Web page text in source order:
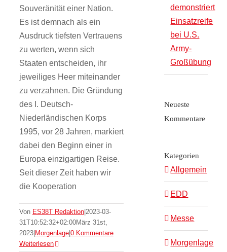
Souveränität einer Nation.
Es ist demnach als ein
Ausdruck tiefsten Vertrauens
zu werten, wenn sich
Staaten entscheiden, ihr
jeweiliges Heer miteinander
zu verzahnen. Die Gründung
des I. Deutsch-
Niederländischen Korps
1995, vor 28 Jahren, markiert
dabei den Beginn einer in
Europa einzigartigen Reise.
Seit dieser Zeit haben wir
die Kooperation
Von ES38T Redaktion 2023-03-
31T10:52:32+02:00März 31st,
2023 Morgenlage 0 Kommentare
Weiterlesen
demonstriert
Einsatzreife
bei U.S.
Army-
Großübung
Neueste
Kommentare
Kategorien
Allgemein
EDD
Messe
Morgenlage